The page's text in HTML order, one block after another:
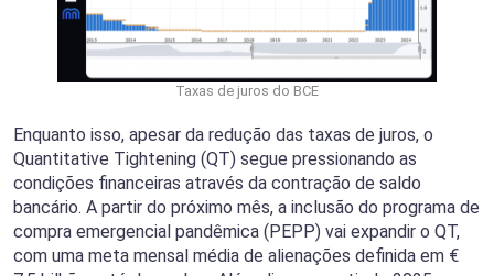
Taxas de juros do BCE
Enquanto isso, apesar da redução das taxas de juros, o
Quantitative Tightening (QT) segue pressionando as
condições financeiras através da contração de saldo
bancário. A partir do próximo mês, a inclusão do programa de
compra emergencial pandêmica (PEPP) vai expandir o QT,
com uma meta mensal média de alienações definida em €